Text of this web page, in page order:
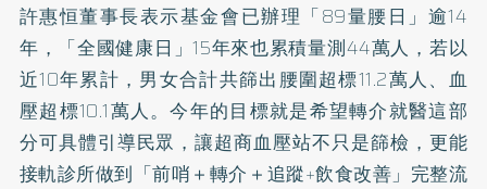
許惠恒董事長表示基金會已辦理「89量腰日」逾14
年，「全國健康日」15年來也累積量測44萬人，若以
近10年累計，男女合計共篩出腰圍超標11.2萬人、血
壓超標10.1萬人。今年的目標就是希望轉介就醫這部
分可具體引導民眾，讓超商血壓站不只是篩檢，更能
接軌診所做到「前哨＋轉介＋追蹤+飲食改善」完整流